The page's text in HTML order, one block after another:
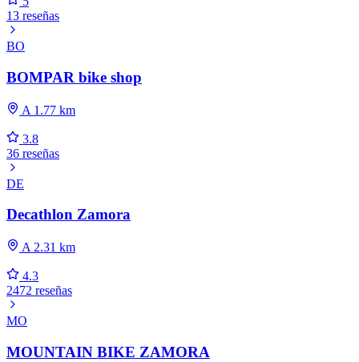
13 reseñas
BO
BOMPAR bike shop
A 1.77 km
3.8
36 reseñas
DE
Decathlon Zamora
A 2.31 km
4.3
2472 reseñas
MO
MOUNTAIN BIKE ZAMORA